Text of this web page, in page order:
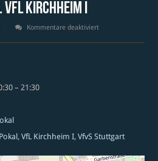
Kirchheim I
Kommentare deaktiviertfür
Stuttgart
–21:30
,VfL Kirchheim I,VfvS Stuttgart